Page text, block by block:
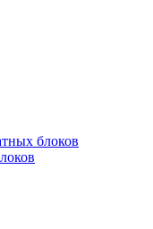
блоков